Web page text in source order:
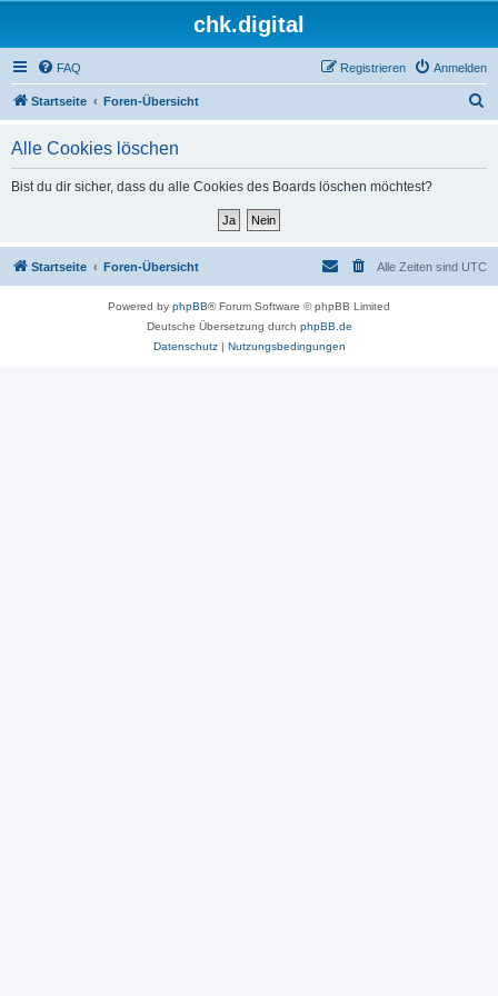
chk.digital
FAQ Anmelden
Registrieren
Startseite Foren-Übersicht
Alle Cookies löschen
Bist du dir sicher, dass du alle Cookies des Boards löschen möchtest?
Startseite Foren-Übersicht Alle Zeiten sind UTC
Powered by phpBB® Forum Software © phpBB Limited
Deutsche Übersetzung durch phpBB.de
Datenschutz| Nutzungsbedingungen